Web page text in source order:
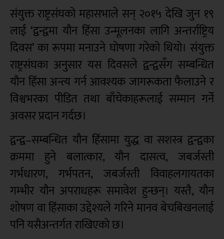
संयुक्त राष्ट्रसंघको महासभाले सन् २०१५ देखि जुन १९
लाई ‘द्वन्द्वमा यौन हिंसा उन्मूलनका लागि अन्तर्राष्ट्रिय
दिवस’ का रूपमा मनाउने घोषणा गरेको थियो। संयुक्त
राष्ट्रसंघका अनुसार यस दिवसले द्वन्द्वसँग सम्बन्धित
यौन हिंसा अन्त्य गर्न आवश्यक जागरूकता फैलाउने र
विश्वभरका पीडित तथा बाँचेकाहरूलाई सम्मान गर्ने
अवसर प्रदान गर्दछ।
द्वन्द्व–सम्बन्धित यौन हिंसामा युद्ध वा सशस्त्र द्वन्द्वका
क्रममा हुने बलात्कार, यौन दासत्व, जबर्जस्ती
गर्भधारण, गर्भपतन, जबर्जस्ती विवाहलगायतका
गम्भीर यौन अपराधहरू समावेश हुन्छन्। यस्तै, यौन
शोषण वा हिंसाका उद्देश्यले गरिने मानव बेचबिखनलाई
पनि यसैअन्तर्गत राखिएको छ।